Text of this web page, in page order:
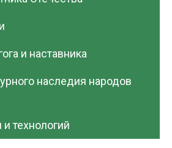
и наставника
наследия народов
и технологий